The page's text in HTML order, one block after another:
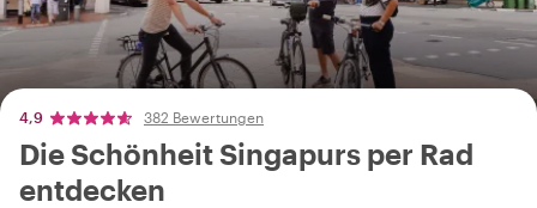
4,9 382 Bewertungen
Die Schönheit Singapurs per Rad
entdecken